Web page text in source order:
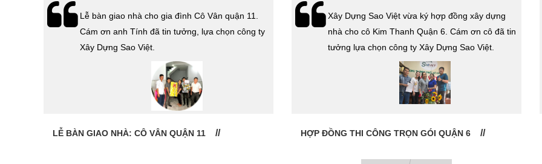
Lễ bàn giao nhà cho gia đình Cô Vân quận 11.
Cám ơn anh Tính đã tin tưởng, lựa chọn công ty
Xây Dựng Sao Việt.
LỄ BÀN GIAO NHÀ: CÔ VÂN QUẬN 11
Xây Dựng Sao Việt vừa ký hợp đồng xây dựng
nhà cho cô Kim Thanh Quận 6. Cám ơn cô đã tin
tưởng lựa chọn công ty Xây Dựng Sao Việt.
HỢP ĐỒNG THI CÔNG TRỌN GÓI QUẬN 6